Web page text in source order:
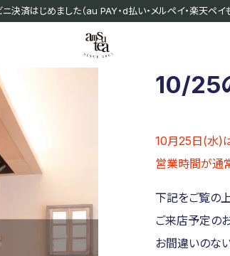
ニ決済はじめました（au PAY・d払い・メルペイ・楽天ペイ
10/25
10月25日(水)
営業時間が通
下記をご覧の上
ご来店予定の
お間違いのな